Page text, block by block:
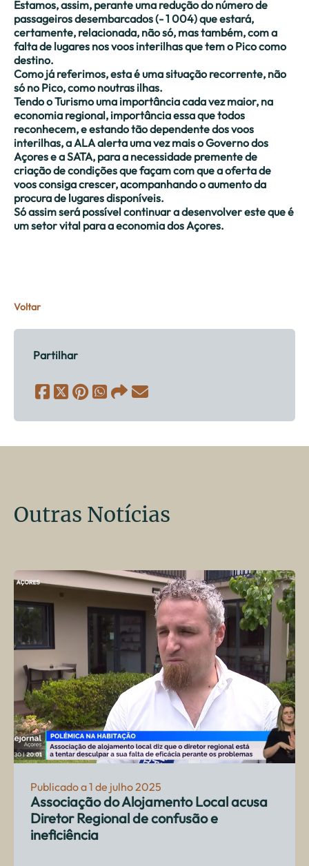
Estamos, assim, perante uma redução do número de
passageiros desembarcados (- 1 004) que estará,
certamente, relacionada, não só, mas também, com a
falta de lugares nos voos interilhas que tem o Pico como
destino.
Como já referimos, esta é uma situação recorrente, não
só no Pico, como noutras ilhas.
Tendo o Turismo uma importância cada vez maior, na
economia regional, importância essa que todos
reconhecem, e estando tão dependente dos voos
interilhas, a ALA alerta uma vez mais o Governo dos
Açores e a SATA, para a necessidade premente de
criação de condições que façam com que a oferta de
voos consiga crescer, acompanhando o aumento da
procura de lugares disponíveis.
Só assim será possível continuar a desenvolver este que é
um setor vital para a economia dos Açores.
Voltar
Partilhar
Outras Notícias
Publicado a 1 de julho 2025
Associação do Alojamento Local acusa
Diretor Regional de confusão e
ineficiência